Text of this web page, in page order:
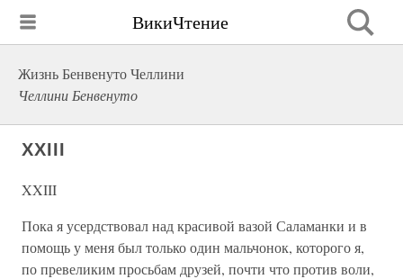
ВикиЧтение
Жизнь Бенвенуто Челлини
Челлини Бенвенуто
XXIII
XXIII
Пока я усердствовал над красивой вазой Саламанки и в
помощь у меня был только один мальчонок, которого я,
по превеликим просьбам друзей, почти что против воли,